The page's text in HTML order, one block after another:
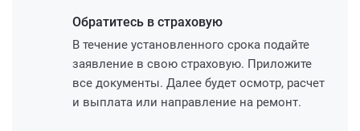
Обратитесь в страховую
В течение установленного срока подайте
заявление в свою страховую. Приложите
все документы. Далее будет осмотр, расчет
и выплата или направление на ремонт.